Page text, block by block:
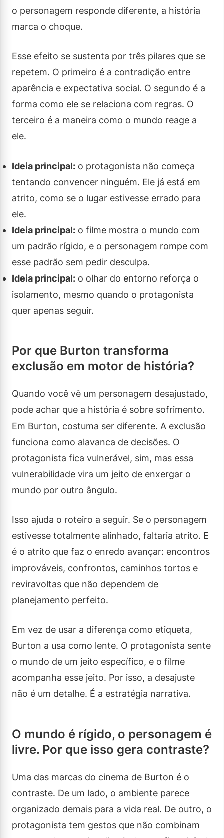
o personagem responde diferente, a história
marca o choque.
Esse efeito se sustenta por três pilares que se
repetem. O primeiro é a contradição entre
aparência e expectativa social. O segundo é a
forma como ele se relaciona com regras. O
terceiro é a maneira como o mundo reage a
ele.
Ideia principal: o protagonista não começa
tentando convencer ninguém. Ele já está em
atrito, como se o lugar estivesse errado para
ele.
Ideia principal: o filme mostra o mundo com
um padrão rígido, e o personagem rompe com
esse padrão sem pedir desculpa.
Ideia principal: o olhar do entorno reforça o
isolamento, mesmo quando o protagonista
quer apenas seguir.
Por que Burton transforma
exclusão em motor de história?
Quando você vê um personagem desajustado,
pode achar que a história é sobre sofrimento.
Em Burton, costuma ser diferente. A exclusão
funciona como alavanca de decisões. O
protagonista fica vulnerável, sim, mas essa
vulnerabilidade vira um jeito de enxergar o
mundo por outro ângulo.
Isso ajuda o roteiro a seguir. Se o personagem
estivesse totalmente alinhado, faltaria atrito. E
é o atrito que faz o enredo avançar: encontros
improváveis, confrontos, caminhos tortos e
reviravoltas que não dependem de
planejamento perfeito.
Em vez de usar a diferença como etiqueta,
Burton a usa como lente. O protagonista sente
o mundo de um jeito específico, e o filme
acompanha esse jeito. Por isso, a desajuste
não é um detalhe. É a estratégia narrativa.
O mundo é rígido, o personagem é
livre. Por que isso gera contraste?
Uma das marcas do cinema de Burton é o
contraste. De um lado, o ambiente parece
organizado demais para a vida real. De outro, o
protagonista tem gestos que não combinam